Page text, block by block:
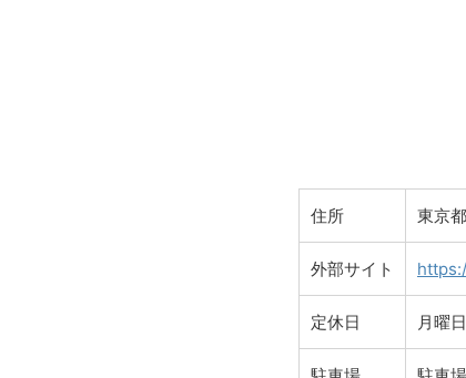
住所 東京
外部サイト
定休日 月曜日